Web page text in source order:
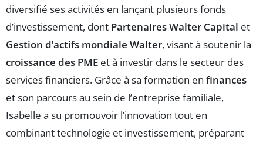
diversifié ses activités en lançant plusieurs fonds
d’investissement, dont Partenaires Walter Capital et
Gestion d’actifs mondiale Walter, visant à soutenir la
croissance des PME et à investir dans le secteur des
services financiers. Grâce à sa formation en finances
et son parcours au sein de l’entreprise familiale,
Isabelle a su promouvoir l’innovation tout en
combinant technologie et investissement, préparant